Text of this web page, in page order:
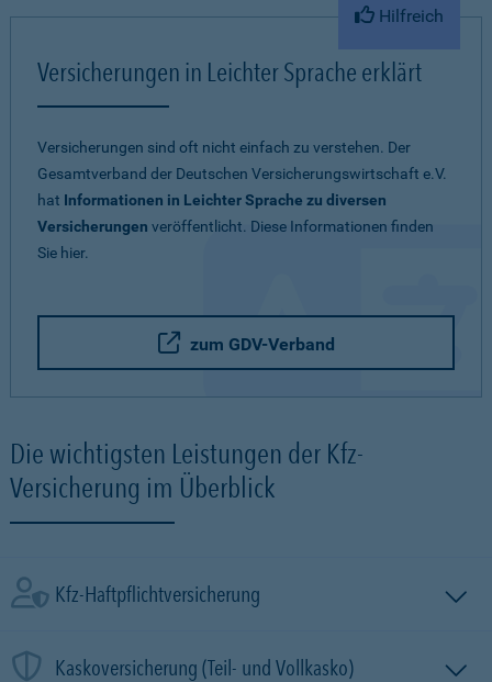
Hilfreich
Versicherungen in Leichter Sprache erklärt
Versicherungen sind oft nicht einfach zu verstehen. Der
Gesamtverband der Deutschen Versicherungswirtschaft e.V.
hat Informationen in Leichter Sprache zu diversen
Versicherungen veröffentlicht. Diese Informationen finden
Sie hier.
zum GDV-Verband
Die wichtigsten Leistungen der Kfz-
Versicherung im Überblick
Kfz-Haftpflichtversicherung
Kaskoversicherung (Teil- und Vollkasko)